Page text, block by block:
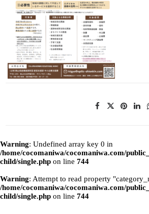
Warning: Undefined array key 0 in
/home/cocomaniwa/cocomaniwa.com/
child/single.php on line 744
Warning: Attempt to read property
/home/cocomaniwa/cocomaniwa.com/
child/single.php on line 744